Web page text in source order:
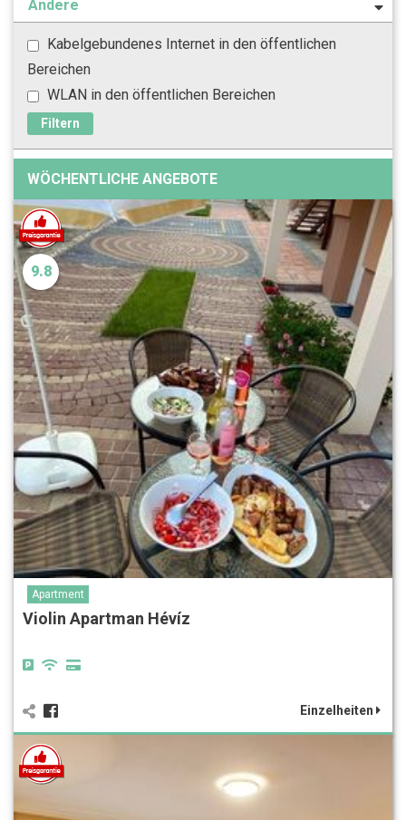
Andere
Kabelgebundenes Internet in den öffentlichen
Bereichen
WLAN in den öffentlichen Bereichen
Filtern
WÖCHENTLICHE ANGEBOTE
9.8
Apartment
Violin Apartman Hévíz
Einzelheiten